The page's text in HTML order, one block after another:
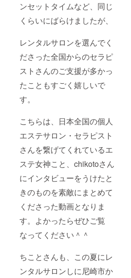
ンセットタイムなど、同じ
くらいにばらけましたが、
レンタルサロンを選んでく
ださった全国からのセラピ
ストさんのご支援が多かっ
たこともすごく嬉しいで
す。
こちらは、日本全国の個人
エステサロン・セラピスト
さんを繋げてくれているエ
ステ女神こと、chikotoさん
にインタビューをうけたと
きのものを素敵にまとめて
くださった動画となりま
す。よかったらぜひご覧
なってください＾＾
ちことさんも、この夏にレ
ンタルサロンしに尼崎市か